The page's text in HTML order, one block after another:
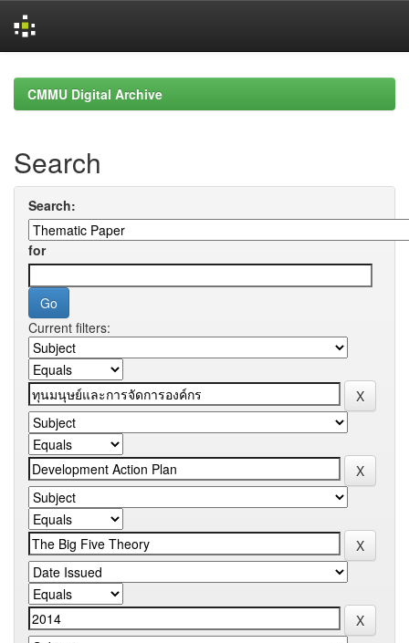
navigationCMMU Digital Archive
Search
Search:
for
Current filters: